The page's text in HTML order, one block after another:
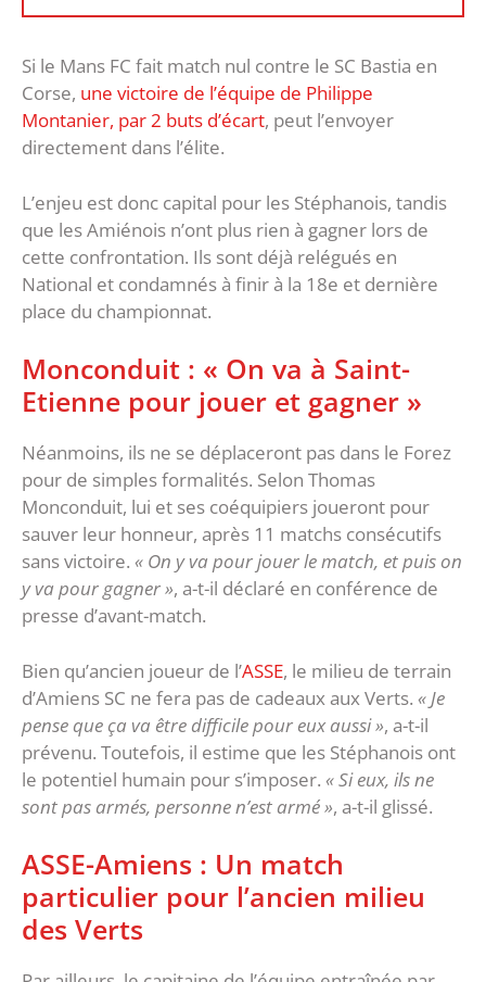
Si le Mans FC fait match nul contre le SC Bastia en
Corse, une victoire de l’équipe de Philippe
Montanier, par 2 buts d’écart, peut l’envoyer
directement dans l’élite.
L’enjeu est donc capital pour les Stéphanois, tandis
que les Amiénois n’ont plus rien à gagner lors de
cette confrontation. Ils sont déjà relégués en
National et condamnés à finir à la 18e et dernière
place du championnat.
Monconduit : « On va à Saint-
Etienne pour jouer et gagner »
Néanmoins, ils ne se déplaceront pas dans le Forez
pour de simples formalités. Selon Thomas
Monconduit, lui et ses coéquipiers joueront pour
sauver leur honneur, après 11 matchs consécutifs
sans victoire. « On y va pour jouer le match, et puis on
y va pour gagner », a-t-il déclaré en conférence de
presse d’avant-match.
Bien qu’ancien joueur de l’ASSE, le milieu de terrain
d’Amiens SC ne fera pas de cadeaux aux Verts. « Je
pense que ça va être difficile pour eux aussi », a-t-il
prévenu. Toutefois, il estime que les Stéphanois ont
le potentiel humain pour s’imposer. « Si eux, ils ne
sont pas armés, personne n’est armé », a-t-il glissé.
ASSE-Amiens : Un match
particulier pour l’ancien milieu
des Verts